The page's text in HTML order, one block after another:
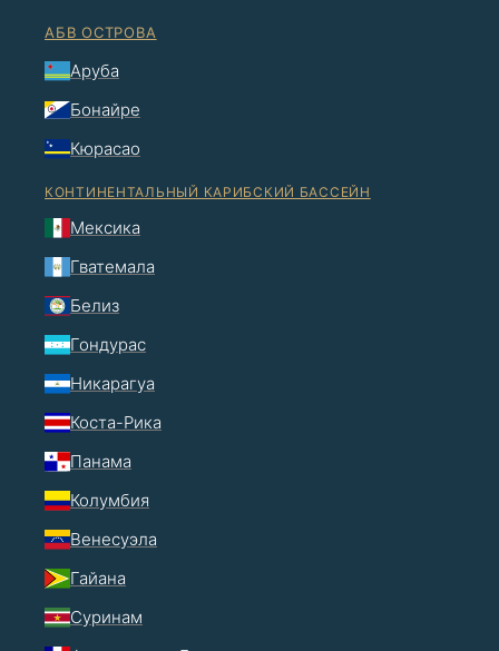
АБВ ОСТРОВА
Аруба
Бонайре
Кюрасао
КОНТИНЕНТАЛЬНЫЙ КАРИБСКИЙ БАССЕЙН
Мексика
Гватемала
Белиз
Гондурас
Никарагуа
Коста-Рика
Панама
Колумбия
Венесуэла
Гайана
Суринам